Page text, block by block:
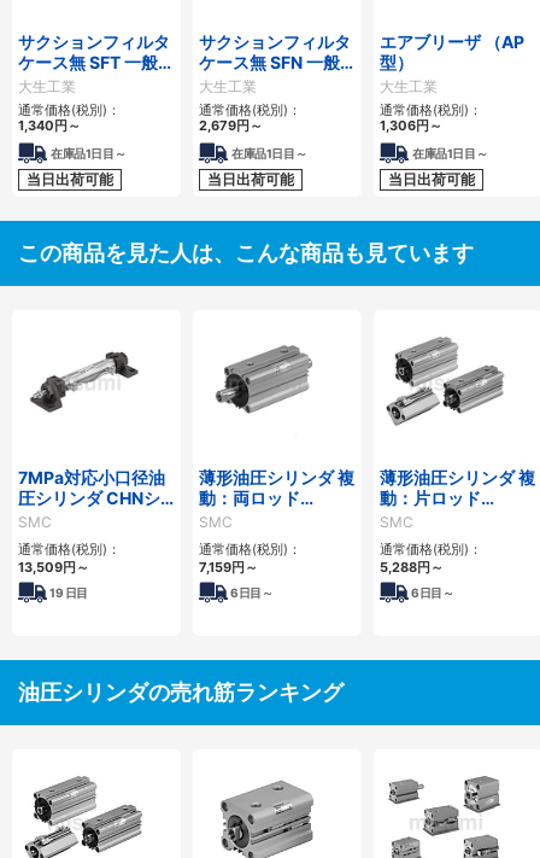
サクションフィルタ
ケース無 SFT 一般作
動油用
大生工業
通常価格(税別)：
1,340円～
在庫品1日目～
当日出荷可能
サクションフィルタ
ケース無 SFN 一般
作動油用
大生工業
通常価格(税別)：
2,679円～
在庫品1日目～
当日出荷可能
エアブリーザ （AP
型）
大生工業
通常価格(税別)：
1,306円～
在庫品1日目～
当日出荷可能
この商品を見た人は、こんな商品も見ています
7MPa対応小口径油
圧シリンダ CHNシ
リーズ
SMC
通常価格(税別)：
13,509円～
19 日目
薄形油圧シリンダ 複
動：両ロッド
CH□QWBシリーズ
SMC
通常価格(税別)：
7,159円～
6日目～
薄形油圧シリンダ 複
動：片ロッド
CH□QBシリーズ
SMC
通常価格(税別)：
5,288円～
6日目～
油圧シリンダの売れ筋ランキング